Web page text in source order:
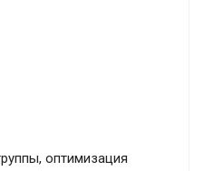
оптимизация